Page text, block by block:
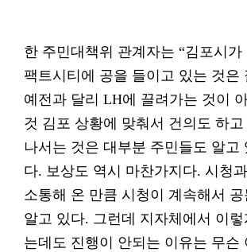
한 주민대책위 관계자는 “김포시가
팩트시티에 공을 들이고 있는 것은
예전과 달리 LH에 끌려가는 것이
것 김포 상황에 맞춰서 건의도 하
나서는 것은 대부분 주민들도 알고
다. 보상도 역시 마찬가지다. 시청
소통해 온 만큼 시청이 계속해서 공
알고 있다. 그런데 지자체에서 이렇
는데도 진행이 안되는 이유는 무슨